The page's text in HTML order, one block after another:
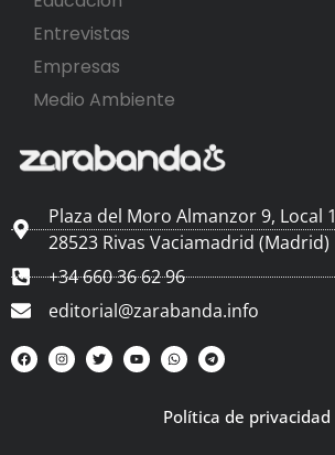
Entrevistas
Empresas
Medio Ambiente
Plaza del Moro Almanzor 9, Local 1
28523 Rivas Vaciamadrid (Madrid)
+34 660 36 62 96
editorial@zarabanda.info
Política de privacidad